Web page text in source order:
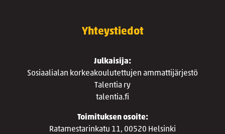
Yhteystiedot
Julkaisija:
Sosiaalialan korkeakoulutettujen ammattijärjestö
Talentia ry
talentia.fi
Toimituksen osoite:
Ratamestarinkatu 11, 00520 Helsinki